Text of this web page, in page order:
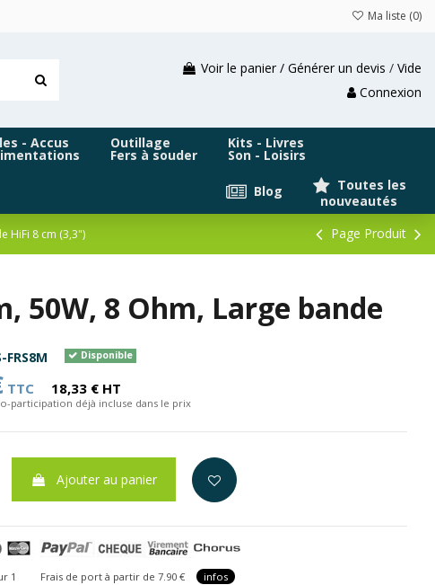
Ma liste (0)
Voir le panier / Générer un devis / Vide
Connexion
- Accus Outillage
Fers à souder
Kits - Livres
Son - Loisirs
Toutes les
nouveautés
Blog
HiFi 8 cm (3,3") Page Produit
50W, 8 Ohm, Large bande
FRS8M Disponible
TTC 18,33 € HT
participation déjà incluse dans le prix
Ajouter au panier
1 Frais de port à partir de 7.90 € infos